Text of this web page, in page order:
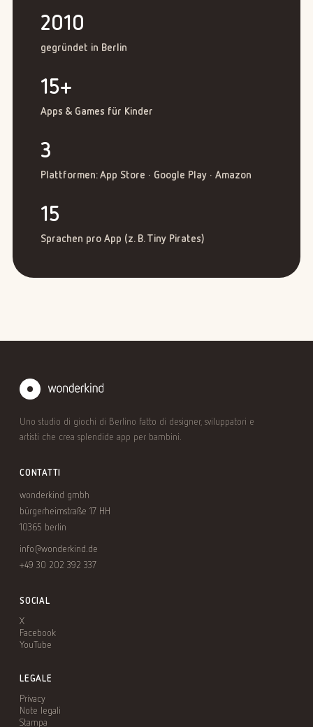
2010
gegründet in Berlin
15+
Apps & Games für Kinder
3
Plattformen: App Store · Google Play · Amazon
15
Sprachen pro App (z. B. Tiny Pirates)
Uno studio di giochi di Berlino fatto di designer, sviluppatori e
artisti che crea splendide app per bambini.
CONTATTI
wonderkind gmbh
bürgerheimstraße 17 HH
10365 berlin
info@wonderkind.de
+49 30 202 392 337
SOCIAL
X
Facebook
YouTube
LEGALE
Privacy
Note legali
Stampa